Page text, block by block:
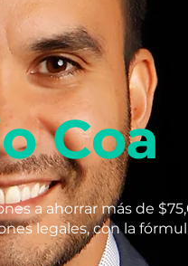
Coa
a ahorrar más de
legales, con la